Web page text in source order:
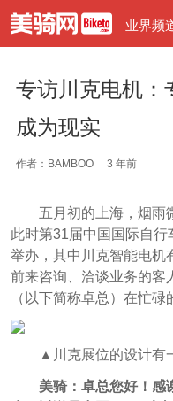
业界频
专访川克电机：
成为现实
作者：BAMBOO 3 年前
五月初的上海，烟雨
此时第31届中国国际自
举办，其中川克智能电机
前来咨询、洽谈业务的客
（以下简称卓总）在忙碌
▲川克展位的设计有
美骑：卓总您好！感